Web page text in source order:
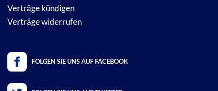
Verträge kündigen
Verträge widerrufen
FOLGEN SIE UNS AUF FACEBOOK